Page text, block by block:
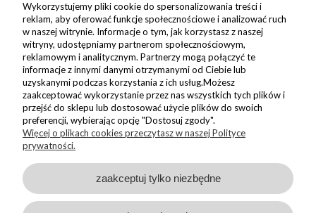
Wyrażam zgodę na wysyłanie do mnie informacji handlowych na
wskazany adres oraz przetwarzanie moich danych w związku z
obsługą newsletteru.
Zapoznałem/am się i akceptuję
Politykę Prywatności
Made with
Copyright © Nadzwyczajnie 2026 - wszystkie wzory prezentowane
Wykorzystujemy pliki cookie do spersonalizowania treści i
reklam, aby oferować funkcje społecznościowe i analizować ruch
w naszej witrynie. Informacje o tym, jak korzystasz z naszej
witryny, udostępniamy partnerom społecznościowym,
reklamowym i analitycznym. Partnerzy mogą połączyć te
informacje z innymi danymi otrzymanymi od Ciebie lub
uzyskanymi podczas korzystania z ich usług.Możesz
zaakceptować wykorzystanie przez nas wszystkich tych plików i
przejść do sklepu lub dostosować użycie plików do swoich
preferencji, wybierając opcję "Dostosuj zgody".
Więcej o plikach cookies przeczytasz w naszej Polityce
prywatności.
zaakceptuj tylko niezbędne